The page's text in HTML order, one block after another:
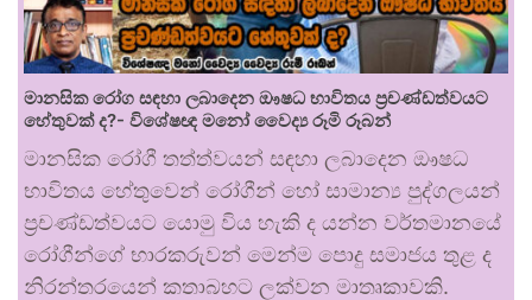
මානසික රෝග සඳහා ලබාදෙන ඖෂධ භාවිතය ප්‍රචණ්ඩත්වයට
හේතුවක් ද?- විශේෂඥ මනෝ වෛද්‍ය රූමි රූබන්
මානසික රෝගී තත්ත්වයන් සඳහා ලබාදෙන ඖෂධ
භාවිතය හේතුවෙන් රෝගීන් හෝ සාමාන්‍ය පුද්ගලයන්
ප්‍රචණ්ඩත්වයට යොමු විය හැකි ද යන්න වර්තමානයේ
රෝගීන්ගේ භාරකරුවන් මෙන්ම පොදු සමාජය තුළ ද
නිරන්තරයෙන් කතාබහට ලක්වන මාතෘකාවකි.